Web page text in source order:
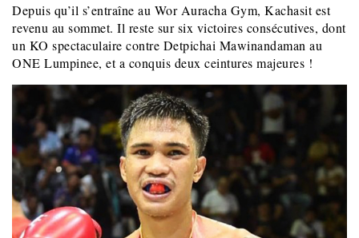
Depuis qu’il s’entraîne au Wor Auracha Gym, Kachasit est
revenu au sommet. Il reste sur six victoires consécutives, dont
un KO spectaculaire contre Detpichai Mawinandaman au
ONE Lumpinee, et a conquis deux ceintures majeures !